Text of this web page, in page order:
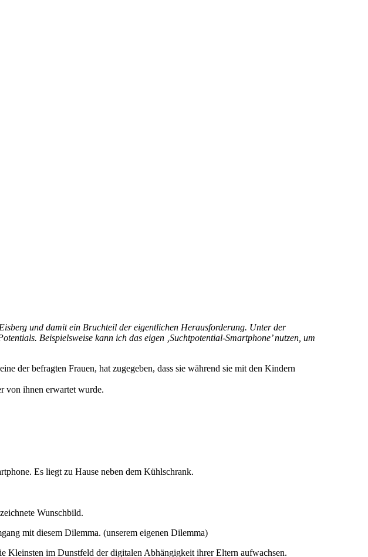
und damit ein Bruchteil der eigentlichen Herausforderung. Unter der
Beispielsweise kann ich das eigen ‚Suchtpotential-Smartphone’ nutzen, um
der befragten Frauen, hat zugegeben, dass sie während sie mit den Kindern
von ihnen erwartet wurde.
Es liegt zu Hause neben dem Kühlschrank.
Wunschbild.
mit diesem Dilemma. (unserem eigenen Dilemma)
Kleinsten im Dunstfeld der digitalen Abhängigkeit ihrer Eltern aufwachsen.